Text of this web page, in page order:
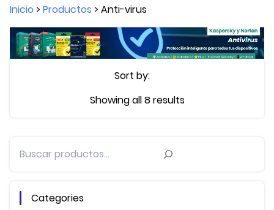
Inicio > Productos > Anti-virus
Sort by:
Showing all 8 resultsSorted
Categories